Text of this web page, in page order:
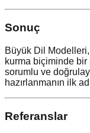
Sonuç
Büyük Dil Modelleri,
kurma biçiminde bir
sorumlu ve
hazırlanmanın ilk
Referanslar